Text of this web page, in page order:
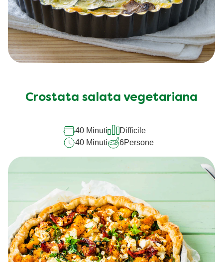
Crostata salata vegetariana
40 Minuti
Difficile
40 Minuti
6Persone